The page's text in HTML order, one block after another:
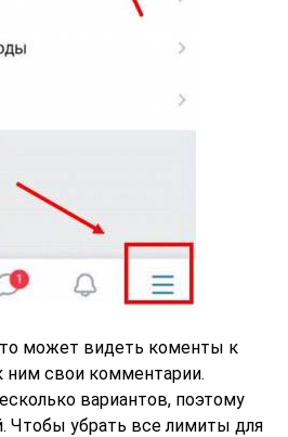
может видеть коменты к
ним свои комментарии.
вариантов, поэтому
Чтобы убрать все лимиты для